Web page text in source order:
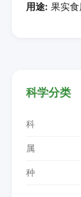
用途: 果实
科学分类
科
属
种